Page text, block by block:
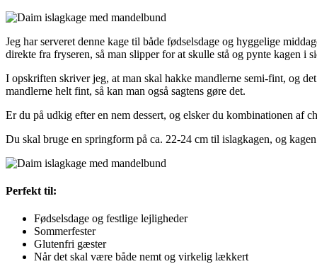
Jeg har serveret denne kage til både fødselsdage og hyggelige
direkte fra fryseren, så man slipper for at skulle stå og pynte kagen i
I opskriften skriver jeg, at man skal hakke mandlerne semi-fint, og
mandlerne helt fint, så kan man også sagtens gøre det.
Er du på udkig efter en nem dessert, og elsker du kombinationen af
Du skal bruge en springform på ca. 22-24 cm til islagkagen, og
Perfekt til:
Fødselsdage og festlige lejligheder
Sommerfester
Glutenfri gæster
Når det skal være både nemt og virkelig lækkert